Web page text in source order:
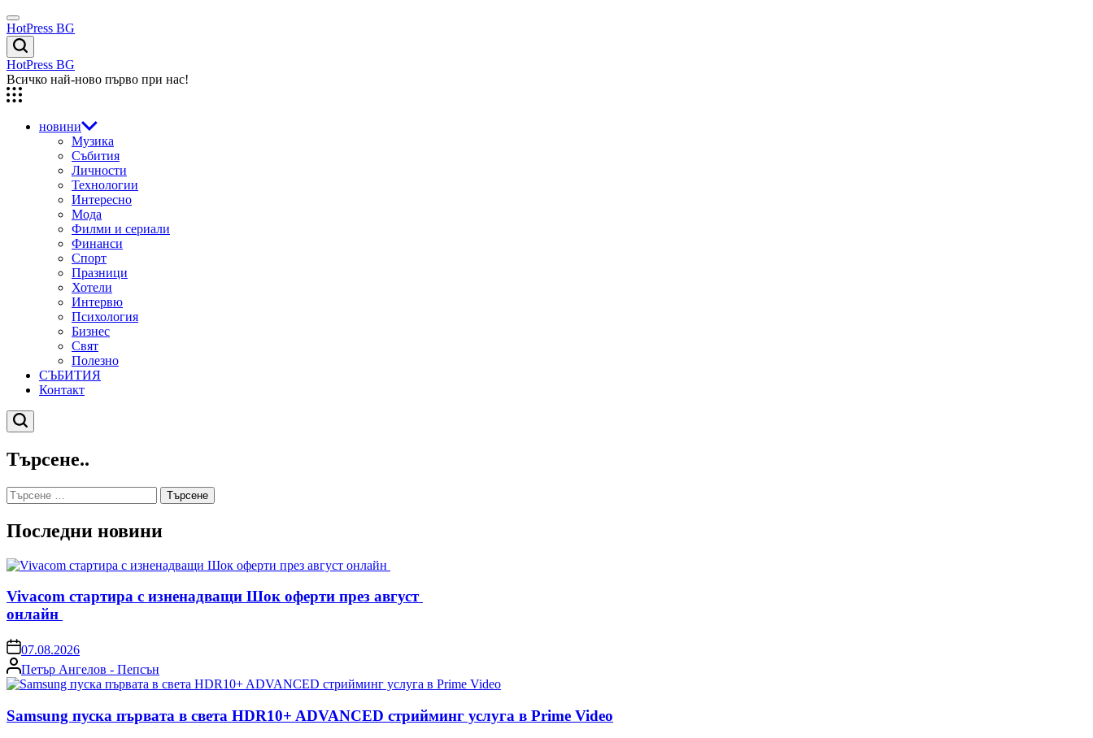
Skip
to
content
Menu
HotPress BG
Търсене
HotPress BG
Всичко най-ново първо при нас!
новини
Музика
Събития
Личности
Технологии
Интересно
Мода
Филми и сериали
Финанси
Спорт
Празници
Хотели
Интервю
Психология
Бизнес
Свят
Полезно
СЪБИТИЯ
Контакт
Търсене
Търсене..
Търсене
за:
Последни новини
Vivacom стартира с изненадващи Шок оферти през август
онлайн
on07.08.2026
Posted
by
Петър Ангелов - Пепсън
Samsung пуска първата в света HDR10+ ADVANCED стрийминг услуга в Prime Video